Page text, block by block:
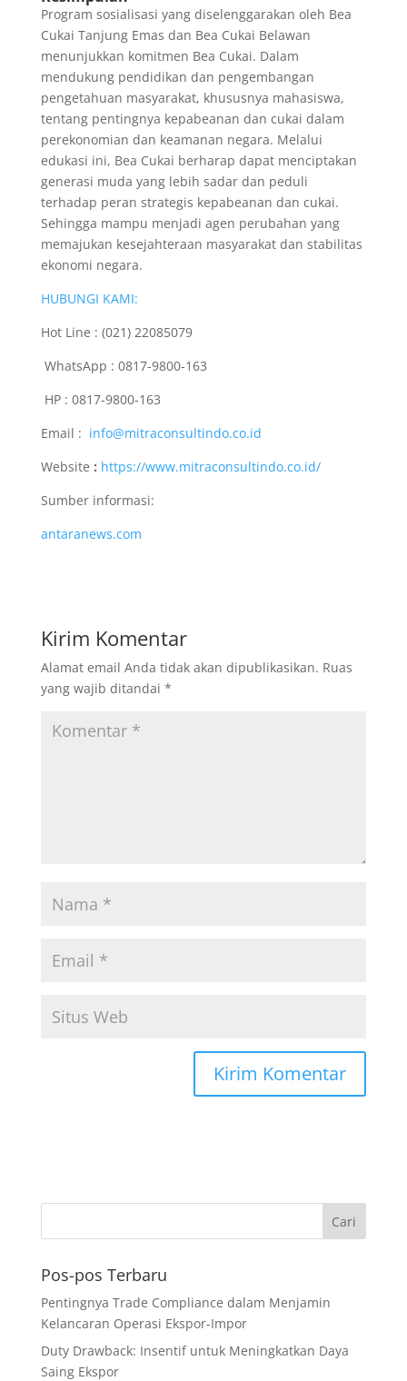
Program sosialisasi yang diselenggarakan oleh Bea
Cukai Tanjung Emas dan Bea Cukai Belawan
menunjukkan komitmen Bea Cukai. Dalam
mendukung pendidikan dan pengembangan
pengetahuan masyarakat, khususnya mahasiswa,
tentang pentingnya kepabeanan dan cukai dalam
perekonomian dan keamanan negara. Melalui
edukasi ini, Bea Cukai berharap dapat menciptakan
generasi muda yang lebih sadar dan peduli
terhadap peran strategis kepabeanan dan cukai.
Sehingga mampu menjadi agen perubahan yang
memajukan kesejahteraan masyarakat dan stabilitas
ekonomi negara.
HUBUNGI KAMI:
Hot Line : (021) 22085079
WhatsApp : 0817-9800-163
HP : 0817-9800-163
Email : info@mitraconsultindo.co.id
Website : https://www.mitraconsultindo.co.id/
Sumber informasi:
antaranews.com
Kirim Komentar
Alamat email Anda tidak akan dipublikasikan. Ruas
yang wajib ditandai *
Pos-pos Terbaru
Pentingnya Trade Compliance dalam Menjamin
Kelancaran Operasi Ekspor-Impor
Duty Drawback: Insentif untuk Meningkatkan Daya
Saing Ekspor